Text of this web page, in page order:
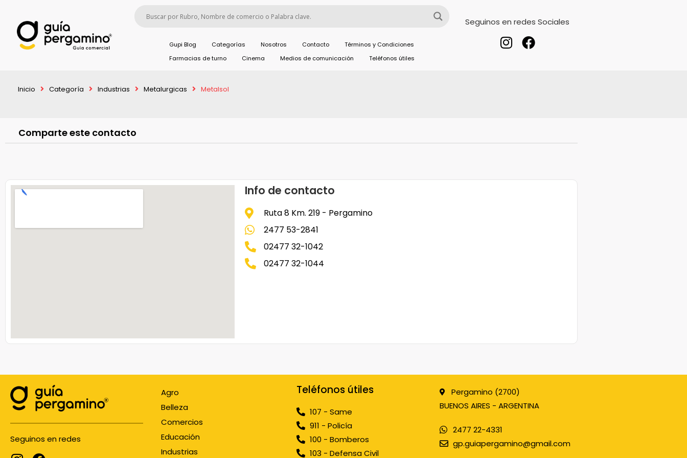
Gupi Blog Categorías Nosotros Contacto
Términos y Condiciones
Farmacias de turno
Cinema Medios de comunicación Teléfonos útiles
Seguinos en redes Sociales
Inicio Categoría Industrias Metalurgicas Metalsol
Comparte este contacto
Info de contacto
Ruta 8 Km. 219 - Pergamino
2477 53-2841
02477 32-1042
02477 32-1044
Seguinos en redes
Agro
Belleza
Comercios
Educación
Industrias
Teléfonos útiles
107 - Same
911 - Policía
100 - Bomberos
103 - Defensa Civil
Pergamino (2700)
BUENOS AIRES - ARGENTINA
2477 22-4331
gp.guiapergamino@gmail.com